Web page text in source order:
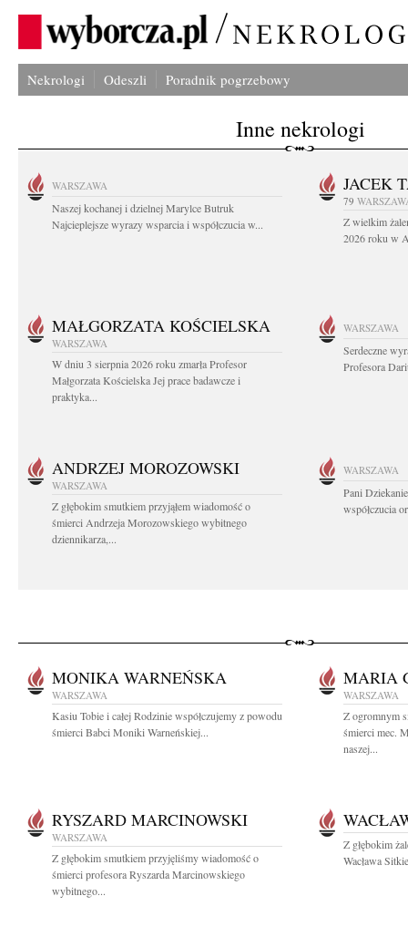
Nekrologi Odeszli Poradnik pogrzebowy
Inne nekrologi
WARSZAWA
Naszej kochanej i dzielnej Marylce Butruk
Najcieplejsze wyrazy wsparcia i współczucia w...
JACEK
79
Z wielkim
2026 roku w
MAŁGORZATA KOŚCIELSKA
WARSZAWA
W dniu 3 sierpnia 2026 roku zmarła Profesor
Małgorzata Kościelska Jej prace badawcze i
praktyka...
WARSZAWA
Serdeczne
Profesora
ANDRZEJ MOROZOWSKI
WARSZAWA
Z głębokim smutkiem przyjąłem wiadomość o
śmierci Andrzeja Morozowskiego wybitnego
dziennikarza,...
WARSZAWA
Pani
współczucia
MONIKA WARNEŃSKA
WARSZAWA
Kasiu Tobie i całej Rodzinie współczujemy z powodu
śmierci Babci Moniki Warneńskiej...
MARIA
WARSZAWA
Z ogromnym
śmierci mec.
naszej...
RYSZARD MARCINOWSKI
WARSZAWA
Z głębokim smutkiem przyjęliśmy wiadomość o
śmierci profesora Ryszarda Marcinowskiego
wybitnego...
Z głębokim
Wacława